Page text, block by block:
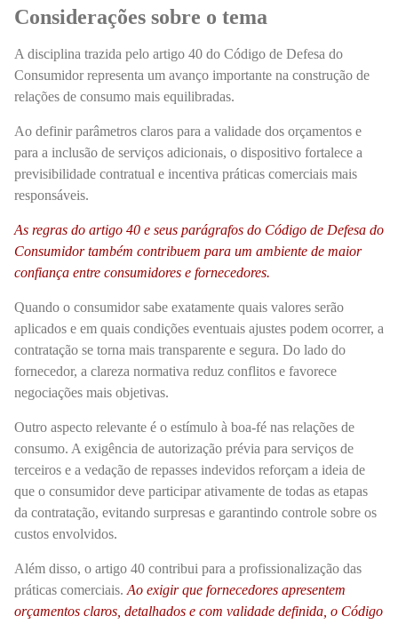
Considerações sobre o tema
A disciplina trazida pelo artigo 40 do Código de Defesa do
Consumidor representa um avanço importante na construção de
relações de consumo mais equilibradas.
Ao definir parâmetros claros para a validade dos orçamentos e
para a inclusão de serviços adicionais, o dispositivo fortalece a
previsibilidade contratual e incentiva práticas comerciais mais
responsáveis.
As regras do artigo 40 e seus parágrafos do Código de Defesa do
Consumidor também contribuem para um ambiente de maior
confiança entre consumidores e fornecedores.
Quando o consumidor sabe exatamente quais valores serão
aplicados e em quais condições eventuais ajustes podem ocorrer, a
contratação se torna mais transparente e segura. Do lado do
fornecedor, a clareza normativa reduz conflitos e favorece
negociações mais objetivas.
Outro aspecto relevante é o estímulo à boa-fé nas relações de
consumo. A exigência de autorização prévia para serviços de
terceiros e a vedação de repasses indevidos reforçam a ideia de
que o consumidor deve participar ativamente de todas as etapas
da contratação, evitando surpresas e garantindo controle sobre os
custos envolvidos.
Além disso, o artigo 40 contribui para a profissionalização das
práticas comerciais. Ao exigir que fornecedores apresentem
orçamentos claros, detalhados e com validade definida, o Código